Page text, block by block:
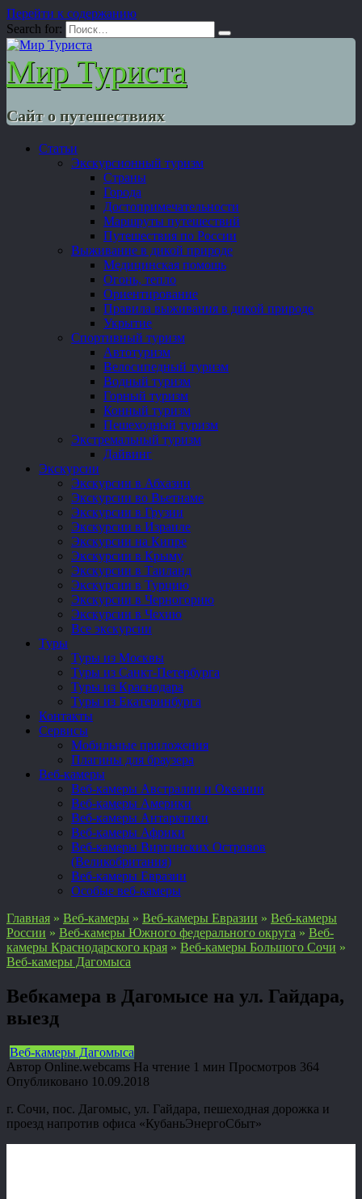
Перейти к содержанию
Search for:
Мир Туриста
Сайт о путешествиях
Статьи
Экскурсионный туризм
Страны
Города
Достопримечательности
Маршруты путешествий
Путешествия по России
Выживание в дикой природе
Медицинская помощь
Огонь, тепло
Ориентирование
Правила выживания в дикой природе
Укрытие
Спортивный туризм
Автотуризм
Велосипедный туризм
Водный туризм
Горный туризм
Конный туризм
Пешеходный туризм
Экстремальный туризм
Дайвинг
Экскурсии
Экскурсии в Абхазии
Экскурсии во Вьетнаме
Экскурсии в Грузии
Экскурсии в Израиле
Экскурсии на Кипре
Экскурсии в Крыму
Экскурсии в Таиланд
Экскурсии в Турцию
Экскурсии в Черногорию
Экскурсии в Чехию
Все экскурсии
Туры
Туры из Москвы
Туры из Санкт-Петербурга
Туры из Краснодара
Туры из Екатеринбурга
Контакты
Сервисы
Мобильные приложения
Плагины для браузера
Веб-камеры
Веб-камеры Австралии и Океании
Веб-камеры Америки
Веб-камеры Антарктики
Веб-камеры Африки
Веб-камеры Виргинских Островов
(Великобритания)
Веб-камеры Евразии
Особые веб-камеры
Главная » Веб-камеры » Веб-камеры Евразии » Веб-камеры
России » Веб-камеры Южного федерального округа » Веб-
камеры Краснодарского края » Веб-камеры Большого Сочи »
Веб-камеры Дагомыса
Вебкамера в Дагомысе на ул. Гайдара,
выезд
Веб-камеры Дагомыса
Автор Online.webcams На чтение 1 мин Просмотров 364
Опубликовано 10.09.2018
г. Сочи, пос. Дагомыс, ул. Гайдара, пешеходная дорожка и
проезд напротив офиса «КубаньЭнергоСбыт»